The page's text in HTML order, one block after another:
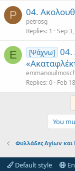
P 04.
petrosg
Replies 1 Sep
E [Ψάχνω] 04.
Replies 0 Feb
You
Φυλλάδες Αγίων και
Default style